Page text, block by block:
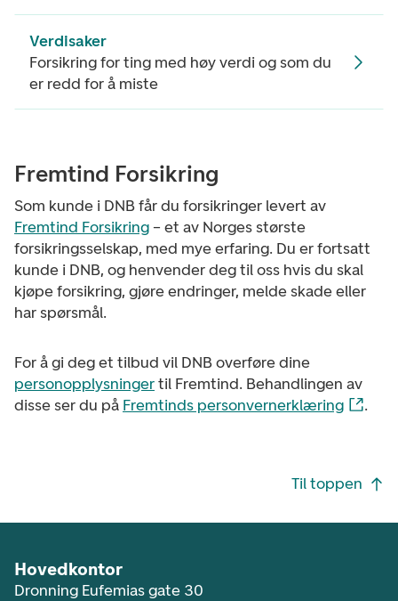
Verdisaker
Forsikring for ting med høy verdi og som du
er redd for å miste
Fremtind Forsikring
Som kunde i DNB får du forsikringer levert av
Fremtind Forsikring – et av Norges største
forsikringsselskap, med mye erfaring. Du er fortsatt
kunde i DNB, og henvender deg til oss hvis du skal
kjøpe forsikring, gjøre endringer, melde skade eller
har spørsmål.
For å gi deg et tilbud vil DNB overføre dine
personopplysningertil Fremtind. Behandlingen av
disse ser du på Fremtinds personvernerklæring .
Til toppen
Hovedkontor
Dronning Eufemias gate 30